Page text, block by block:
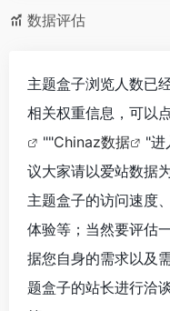
数据评估
主题盒子浏览人数已
相关权重信息，可以
""Chinaz数据
"进
议大家请以爱站数据
主题盒子的访问速度
体验等；当然要评估
据您自身的需求以及
题盒子的站长进行洽